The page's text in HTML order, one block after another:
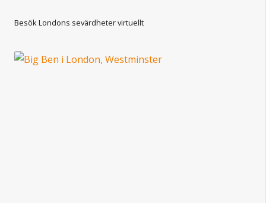
Besök Londons sevärdheter virtuellt